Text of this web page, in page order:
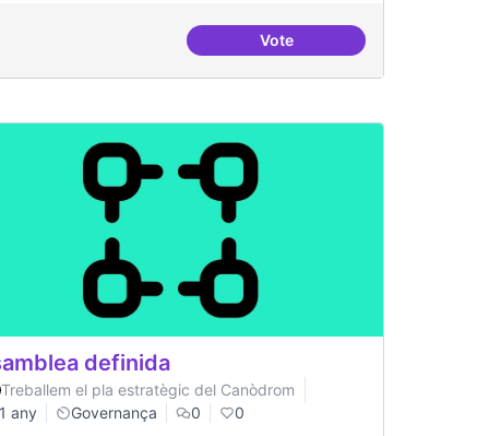
i aterrades VoteArtistes i programari lliure
definida
Treballem el pla estratègic del Canòdrom
1 any
Governança 0 0